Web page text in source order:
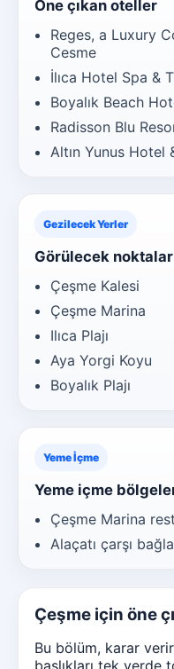
Öne çıkan oteller
Reges, a Luxury
Cesme
İlıca Hotel Spa &
Boyalık Beach
Radisson Blu
Altın Yunus Hotel
Gezilecek Yerler
Görülecek noktalar
Çeşme Kalesi
Çeşme Marina
Ilıca Plajı
Aya Yorgi Koyu
Boyalık Plajı
Yeme İçme
Yeme içme
Çeşme Marina
Alaçatı çarşı
Çeşme için öne
Bu bölüm, karar